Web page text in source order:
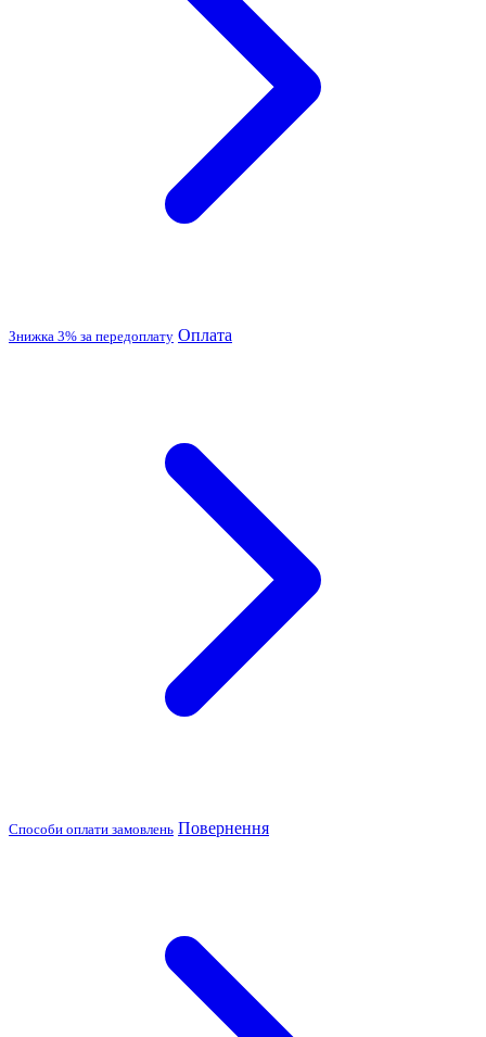
Знижка 3% за передоплату Оплата
Способи оплати замовлень Повернення